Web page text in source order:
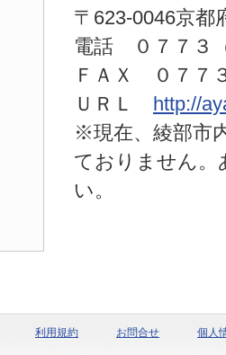
〒623-0046京都
電話 ０７７
ＦＡＸ ０７７
ＵＲＬ http://
※現在、綾部市
ておりません。
い。
利用規約 お問合せ 個人